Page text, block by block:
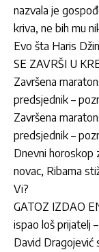
nazvala je
kriva, ne bih mu
Evo šta Haris
SE ZAVRŠI U
Završena
predsjednik –
Završena
predsjednik –
Dnevni horoskop
novac, Ribama
Vi?
GATOZ IZDAO
ispao loš prijatelj
David Dragojević